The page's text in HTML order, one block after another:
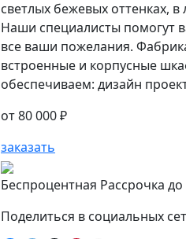
светлых бежевых оттенках,
Наши специалисты помогут
все ваши пожелания.
встроенные и корпусные
обеспечиваем: дизайн
от80 000 ₽
заказать
Беспроцентная Рассрочка
Поделиться в социальных